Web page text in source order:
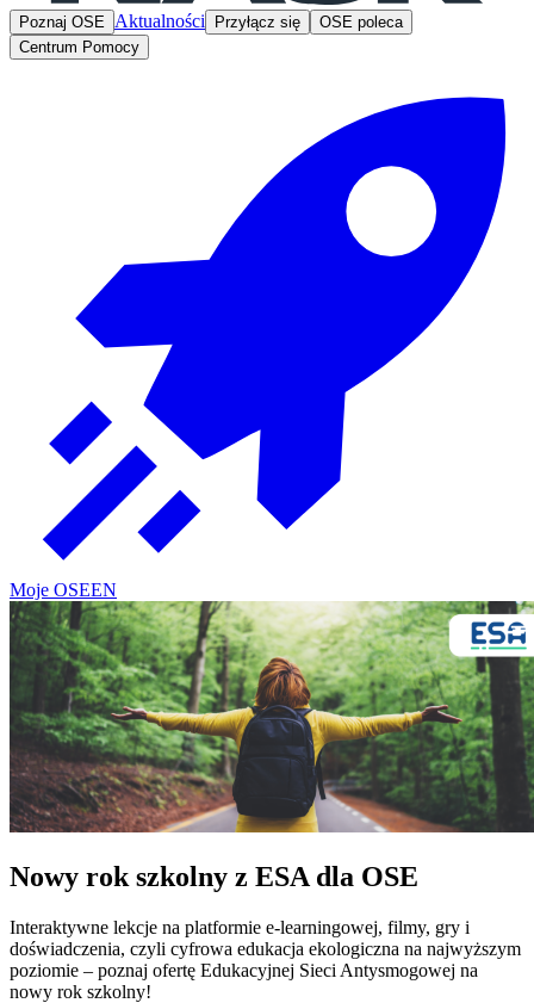
Poznaj OSE Aktualności Przyłącz się
OSE poleca
Centrum Pomocy
Moje OSEEN
Nowy rok szkolny z ESA dla OSE
Interaktywne lekcje na platformie e-learningowej, filmy, gry i
doświadczenia, czyli cyfrowa edukacja ekologiczna na najwyższym
poziomie – poznaj ofertę Edukacyjnej Sieci Antysmogowej na
nowy rok szkolny!